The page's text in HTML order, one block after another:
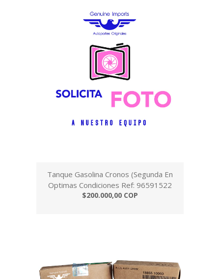
Tanque Gasolina Cronos (Segunda En
Optimas Condiciones Ref: 96591522
$200.000,00 COP